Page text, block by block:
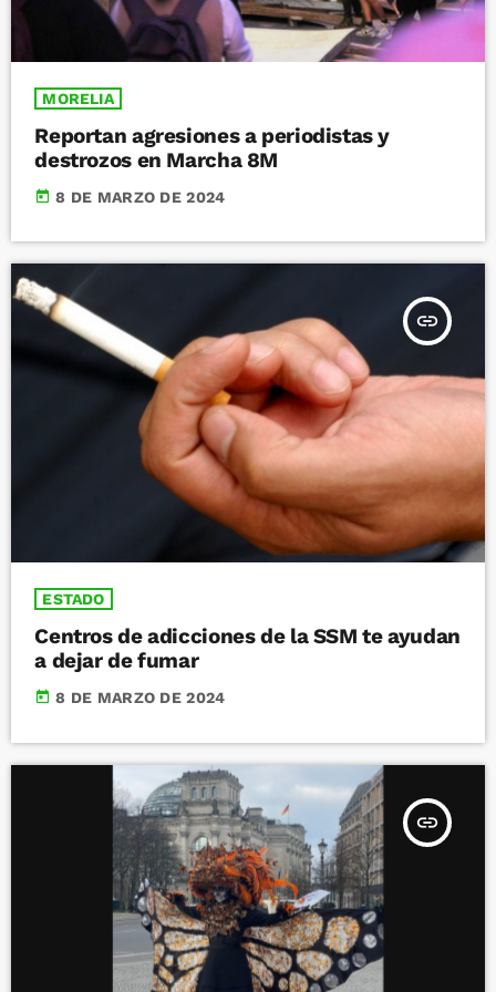
MORELIA
Reportan agresiones a periodistas y
destrozos en Marcha 8M
today 8 DE MARZO DE 2024
insert_link
ESTADO
Centros de adicciones de la SSM te ayudan
a dejar de fumar
today 8 DE MARZO DE 2024
insert_link